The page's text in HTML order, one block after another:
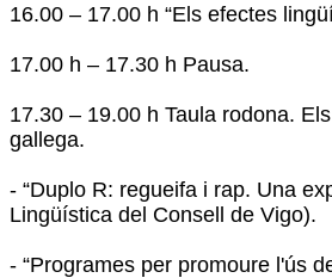
16.00 – 17.00 h “Els efectes
17.00 h – 17.30 h Pausa.
17.30 – 19.00 h Taula rodona.
gallega.
- “Duplo R: regueifa i rap. Una
Lingüística del Consell de Vigo).
- “Programes per promoure l'ús